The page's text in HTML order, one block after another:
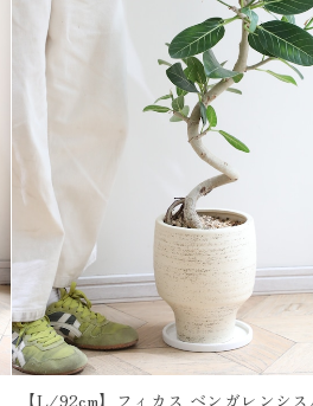
【L/92cm】フィカス ベンガレンシ